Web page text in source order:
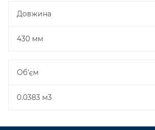
Довжина
430 мм
Об'єм
0.0383 м3